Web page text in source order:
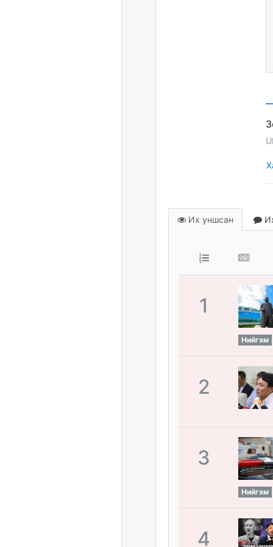
Их уншсан
1
Нийгэм
2
3
Нийгэм
4